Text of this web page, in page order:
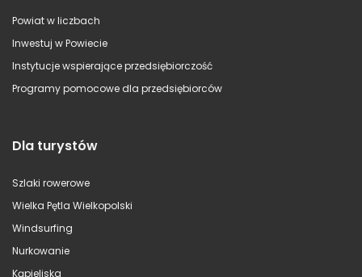
Powiat w liczbach
Inwestuj w Powiecie
Instytucje wspierające przedsiębiorczość
Programy pomocowe dla przedsiębiorców
Dla turystów
Szlaki rowerowe
Wielka Pętla Wielkopolski
Windsurfing
Nurkowanie
Kąpieliska